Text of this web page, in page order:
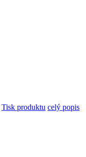
Tisk produktu celý popis